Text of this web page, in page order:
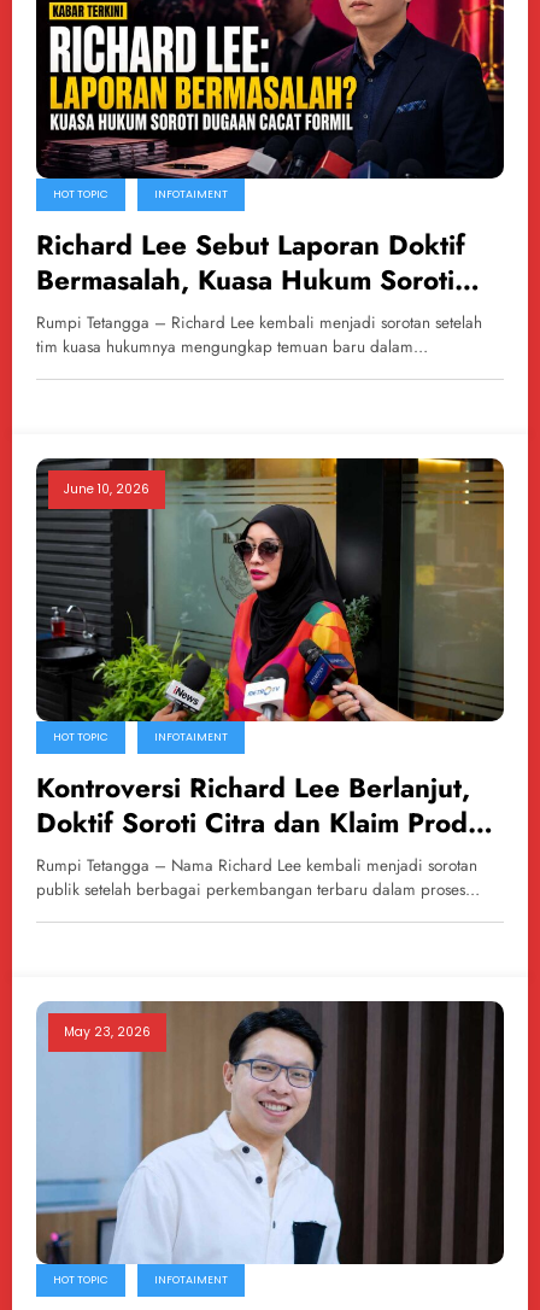
HOT TOPIC INFOTAIMENT
Richard Lee Sebut Laporan Doktif
Bermasalah, Kuasa Hukum Soroti
Dugaan Cacat Formil
Rumpi Tetangga – Richard Lee kembali menjadi sorotan setelah
tim kuasa hukumnya mengungkap temuan baru dalam…
June 10, 2026
HOT TOPIC INFOTAIMENT
Kontroversi Richard Lee Berlanjut,
Doktif Soroti Citra dan Klaim Produk
di Tengah Proses Hukum
Rumpi Tetangga – Nama Richard Lee kembali menjadi sorotan
publik setelah berbagai perkembangan terbaru dalam proses…
May 23, 2026
HOT TOPIC INFOTAIMENT